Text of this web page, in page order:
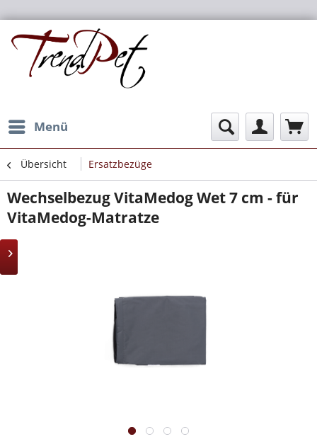
Menü
Übersicht Ersatzbezüge
Wechselbezug VitaMedog Wet 7 cm - für
VitaMedog-Matratze